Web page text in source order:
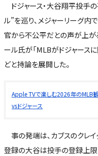
ドジャース・大谷翔平投手
ル”を巡り、メジャーリーグ内
官から不公平だとの声が上が
ール氏が「MLBがドジャース
どと持論を展開した。
Apple TVで楽しむ2026年のMLB
vsドジャース
事の発端は、カブスのクレ
登録の大谷は投手の登録上限